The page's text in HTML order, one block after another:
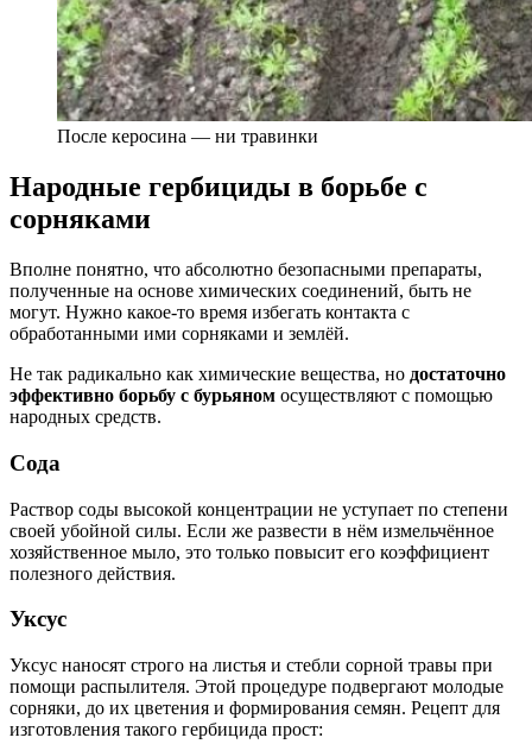
После керосина — ни травинки
Народные гербициды в борьбе с
сорняками
Вполне понятно, что абсолютно безопасными препараты,
полученные на основе химических соединений, быть не
могут. Нужно какое-то время избегать контакта с
обработанными ими сорняками и землёй.
Не так радикально как химические вещества, но достаточно
эффективно борьбу с бурьяном осуществляют с помощью
народных средств.
Сода
Раствор соды высокой концентрации не уступает по степени
своей убойной силы. Если же развести в нём измельчённое
хозяйственное мыло, это только повысит его коэффициент
полезного действия.
Уксус
Уксус наносят строго на листья и стебли сорной травы при
помощи распылителя. Этой процедуре подвергают молодые
сорняки, до их цветения и формирования семян. Рецепт для
изготовления такого гербицида прост: